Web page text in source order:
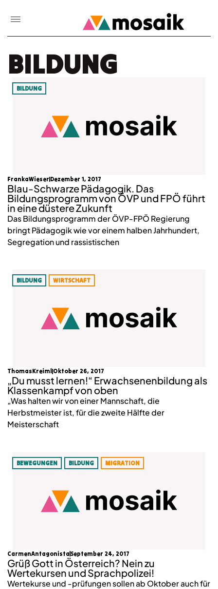
BILDUNG
BILDUNG
FrankaWieser Dezember 1, 2017
Blau-Schwarze Pädagogik. Das
Bildungsprogramm von ÖVP und FPÖ führt
in eine düstere Zukunft
Das Bildungsprogramm der ÖVP-FPÖ Regierung
bringt Pädagogik wie vor einem halben Jahrhundert,
Segregation und rassistischen
BILDUNG WIRTSCHAFT
ThomasKreiml Oktober 26, 2017
„Du musst lernen!“ Erwachsenenbildung als
Klassenkampf von oben
„Was halten wir von einer Mannschaft, die
Herbstmeister ist, für die zweite Hälfte der
Meisterschaft
BEWEGUNGEN BILDUNG MIGRATION
CarmenAntagonista September 24, 2017
Grüß Gott in Österreich? Nein zu
Wertekursen und Sprachpolizei!
Wertekurse und -prüfungen sollen ab Oktober auch für